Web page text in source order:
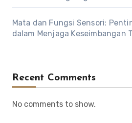
Mata dan Fungsi Sensori:
dalam Menjaga Keseimbangan
Recent Comments
No comments to show.